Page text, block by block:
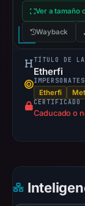
Ver a tamaño
Wayback
TÍTULO DE
Etherfi
IMPERSONATES
Etherfi
CERTIFICADO
Caducado o